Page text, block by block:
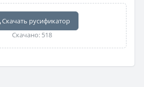
Скачать русификатор
Скачано: 518